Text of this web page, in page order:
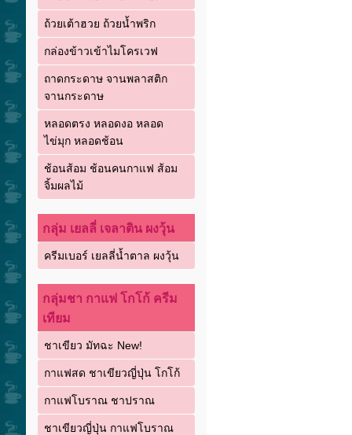
ถ้วยเต้าฮวย ถ้วยน้ำพริก
กล่องข้าวเข้าไมโครเวฟ
ถาดกระดาษ จานพลาสติก
จานกระดาษ
หลอดตรง หลอดงอ หลอด
ไข่มุก หลอดช้อน
ช้อนส้อม ช้อนคนกาแฟ ส้อม
จิ้มผลไม้
กลุ่ม เยลลี่ เจลาติน ผงวุ้น
ครีมเบอร์ เยลลี่น้ำตาล ผงวุ้น
กลุ่มชา กาแฟ โกโก้ ครีม
เทียม
ชาเขียว มัทฉะ New!
กาแฟสด ชาเขียวญี่ปุ่น โกโก้
กาแฟโบราณ ชาปราณ
ชาเขียวญี่ปุ่น กาแฟโบราณ